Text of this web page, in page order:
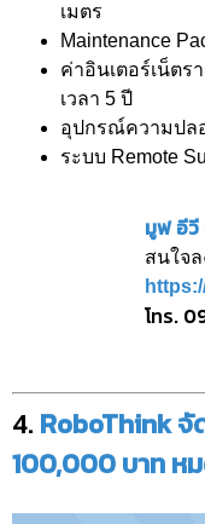
เมตร
Maintenance
ค่าอินเตอร์เน็ตร
เวลา 5 ปี
อุปกรณ์ความปล
ระบบ Remote
มูฟ อีวี
สนใจ
โทร.
4. RoboThink จั
100,000 บาท ห